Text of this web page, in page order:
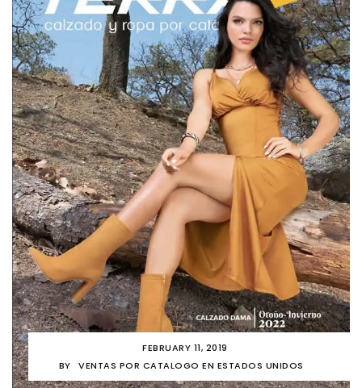
FEBRUARY 11, 2019
BY
VENTAS POR CATALOGO EN ESTADOS UNIDOS